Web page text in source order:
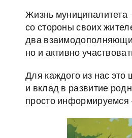
Жизнь муниципалитета
со стороны своих
два
но и активно
Для каждого из нас это
и вклад в развитие
просто